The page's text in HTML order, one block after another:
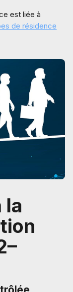
est liée à
de résidence
la